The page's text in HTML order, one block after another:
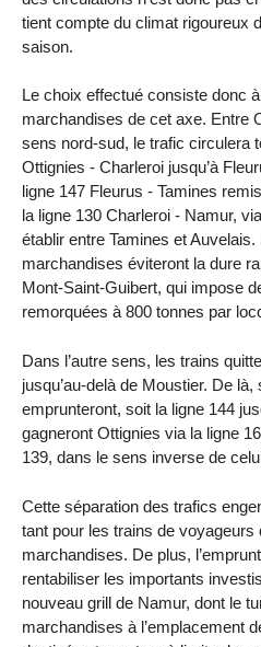
tient compte du climat rigoureux
saison.
Le choix effectué consiste donc
marchandises de cet axe. Entre
sens nord-sud, le trafic circulera
Ottignies - Charleroi jusqu’à
ligne 147 Fleurus - Tamines
la ligne 130 Charleroi - Namur,
établir entre Tamines et
marchandises éviteront la dure
Mont-Saint-Guibert, qui impose
remorquées à 800 tonnes par
Dans l’autre sens, les trains
jusqu’au-delà de Moustier. De
emprunteront, soit la ligne 144
gagneront Ottignies via la ligne
139, dans le sens inverse de
Cette séparation des trafics
tant pour les trains de
marchandises. De plus,
rentabiliser les importants
nouveau grill de Namur, dont le
marchandises à l’emplacement